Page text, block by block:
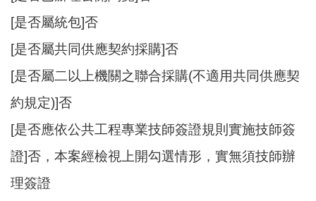
[是否屬統包]否
[是否屬共同供應契約採購]否
[是否屬二以上機關之聯合採購(不適用共同供應契
約規定)]否
[是否應依公共工程專業技師簽證規則實施技師簽
證]否，本案經檢視上開勾選情形，實無須技師辦
理簽證